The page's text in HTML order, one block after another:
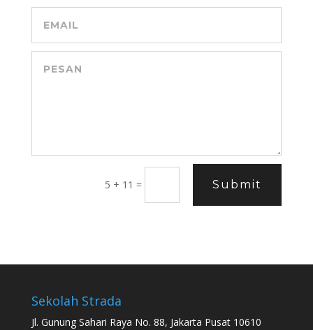
5 + 11 = Submit
Sekolah Strada
Jl. Gunung Sahari Raya No. 88, Jakarta Pusat 10610